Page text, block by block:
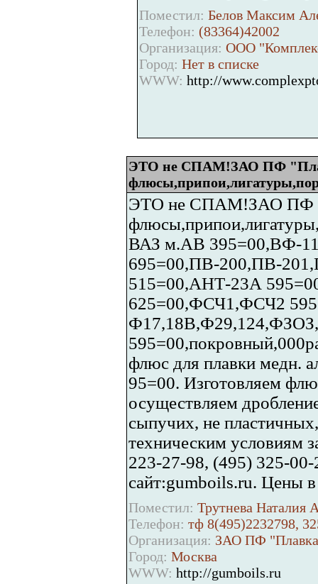
Поместил: Белов Максим
Телефон: (83364)42002
Организация: ООО
Город: Нет в списке
WWW: http://
ЭТО не СПАМ!ЗАО ПФ
ЭТО не СПАМ!ЗАО ПФ
ВАЗ м.АВ 395=00,ВФ-
695=00,ПВ-200,ПВ-
515=00,АНТ-23А
625=00,ФСЧ1,ФСЧ2
флюс для плавки медн.
95=00. Изготовляем
осуществляем
сыпучих, не
техническим условиям
223-27-98, (495) 325-
сайт:gumboils.ru. Цены
Поместил: Трутнева Наталия
Телефон: тф 8(495)2232798,
Организация: ЗАО ПФ
Город: Москва
WWW: http://gumboils.ru